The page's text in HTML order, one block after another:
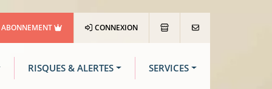
ABONNEMENT CONNEXION
RISQUES & ALERTES SERVICES